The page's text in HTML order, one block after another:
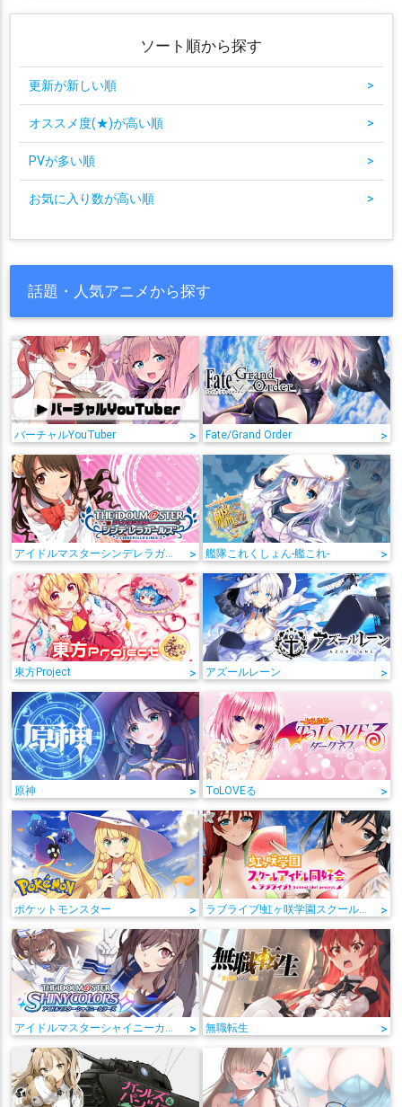
ソート順から探す
更新が新しい順 >
オススメ度(★)が高い順 >
PVが多い順 >
お気に入り数が高い順 >
話題・人気アニメから探す
バーチャルYouTuber > Fate/Grand Order >
アイドルマスターシンデレラガールズ > 艦隊これくしょん-艦これ- >
東方Project > アズールレーン >
原神 > ToLOVEる >
ポケットモンスター > ラブライブ!虹ヶ咲学園スクールアイドル同好会 >
アイドルマスターシャイニーカラーズ > 無職転生 >